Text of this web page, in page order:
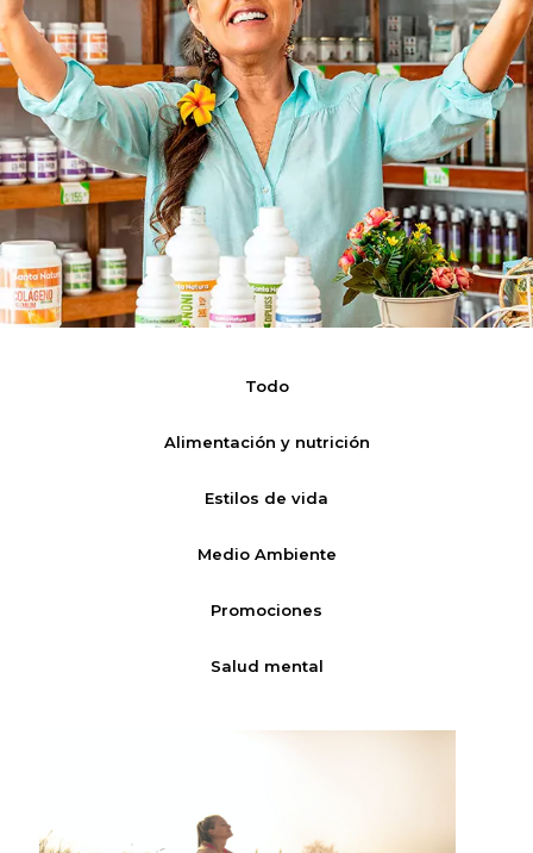
Todo
Alimentación y nutrición
Estilos de vida
Medio Ambiente
Promociones
Salud mental